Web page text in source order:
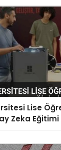
Lise
Zeka